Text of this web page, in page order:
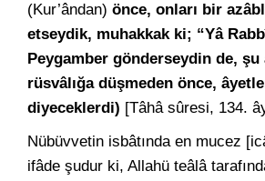
(Kur’ândan) önce, onları bir
etseydik, muhakkak ki; “Yâ
Peygamber gönderseydin de, şu
rüsvâlığa düşmeden önce,
diyeceklerdi) [Tâhâ sûresi, 134.
Nübüvvetin isbâtında en mucez
ifâde şudur ki, Allahü teâlâ